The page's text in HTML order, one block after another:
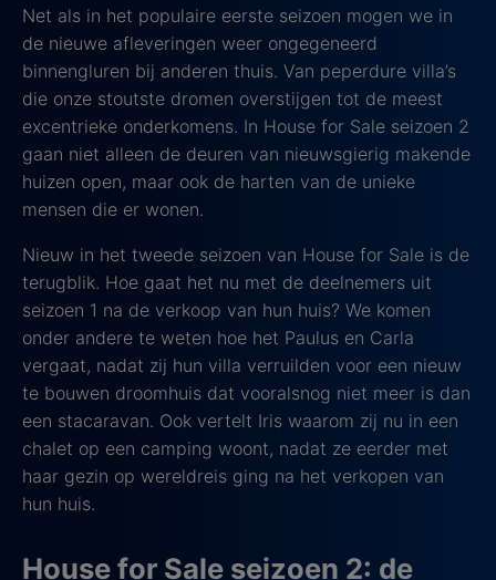
Net als in het populaire eerste seizoen mogen we in
de nieuwe afleveringen weer ongegeneerd
binnengluren bij anderen thuis. Van peperdure villa’s
die onze stoutste dromen overstijgen tot de meest
excentrieke onderkomens. In House for Sale seizoen 2
gaan niet alleen de deuren van nieuwsgierig makende
huizen open, maar ook de harten van de unieke
mensen die er wonen.
Nieuw in het tweede seizoen van House for Sale is de
terugblik. Hoe gaat het nu met de deelnemers uit
seizoen 1 na de verkoop van hun huis? We komen
onder andere te weten hoe het Paulus en Carla
vergaat, nadat zij hun villa verruilden voor een nieuw
te bouwen droomhuis dat vooralsnog niet meer is dan
een stacaravan. Ook vertelt Iris waarom zij nu in een
chalet op een camping woont, nadat ze eerder met
haar gezin op wereldreis ging na het verkopen van
hun huis.
House for Sale seizoen 2: de